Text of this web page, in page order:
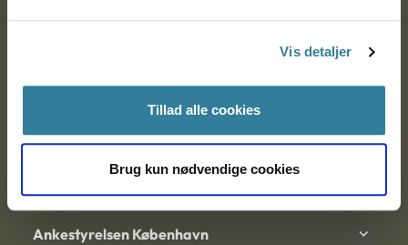
Vis detaljer
Tillad alle cookies
Brug kun nødvendige cookies
Nytorv 7, 2. sal
Ankestyrelsen Aalborg
Ankestyrelsen København